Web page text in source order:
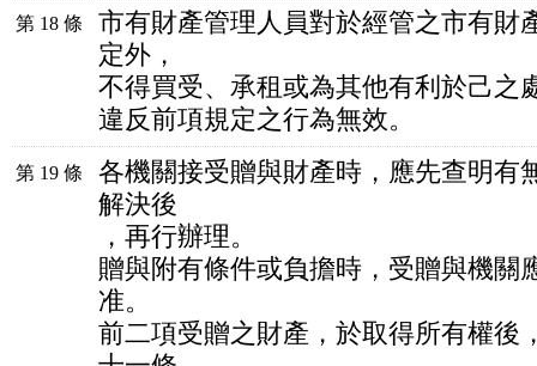
第 18 條
市有財產管理人員對於經管之市有財
定外，
不得買受、承租或為其他有利於己之
違反前項規定之行為無效。
第 19 條
各機關接受贈與財產時，應先查明有
解決後
，再行辦理。
贈與附有條件或負擔時，受贈與機關
准。
前二項受贈之財產，於取得所有權後